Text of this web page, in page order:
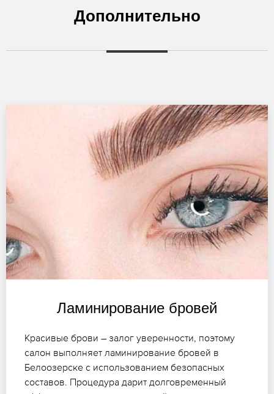
Дополнительно
Ламинирование бровей
Красивые брови – залог уверенности, поэтому
салон выполняет ламинирование бровей в
Белоозерске с использованием безопасных
составов. Процедура дарит долговременный